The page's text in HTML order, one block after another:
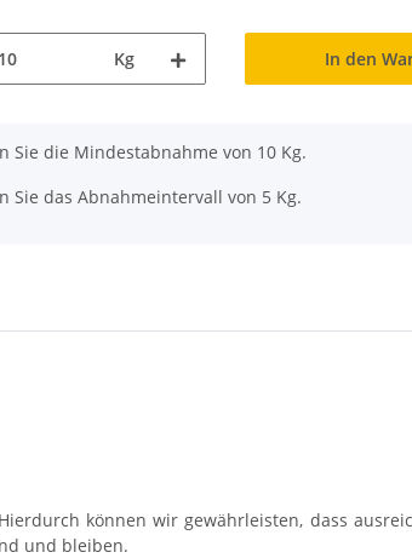
Kg In den
Sie die Mindestabnahme von 10 Kg.
Sie das Abnahmeintervall von 5 Kg.
können wir gewährleisten, dass
und bleiben.